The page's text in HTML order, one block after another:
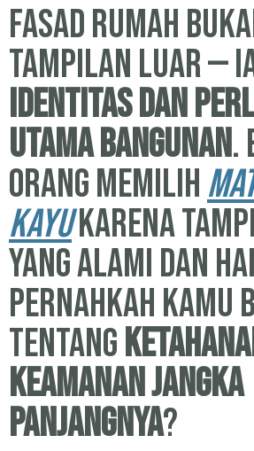
Fasad rumah
tampilan luar —
identitas dan
utama bangunan.
orang memilih
kayukarena
yang alami dan
pernahkah kamu
tentang
keamanan jangka
panjangnya?